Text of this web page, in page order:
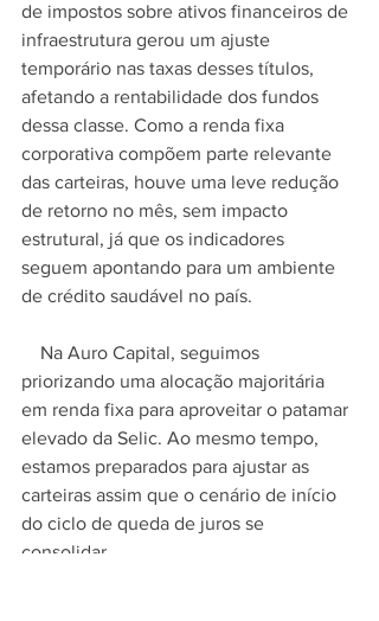
de impostos sobre ativos financeiros de
infraestrutura gerou um ajuste
temporário nas taxas desses títulos,
afetando a rentabilidade dos fundos
dessa classe. Como a renda fixa
corporativa compõem parte relevante
das carteiras, houve uma leve redução
de retorno no mês, sem impacto
estrutural, já que os indicadores
seguem apontando para um ambiente
de crédito saudável no país.
priorizando uma alocação majoritária
em renda fixa para aproveitar o patamar
elevado da Selic. Ao mesmo tempo,
estamos preparados para ajustar as
carteiras assim que o cenário de início
do ciclo de queda de juros se
consolidar.